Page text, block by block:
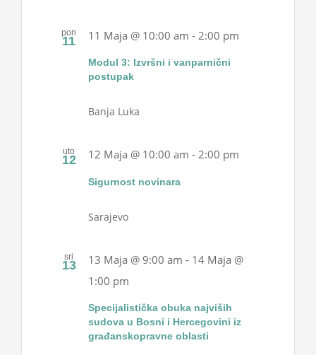
pon
11
Modul 3: Izvršni i vanparnični
postupak
11 Maja @ 10:00 am -2:00 pm
Banja Luka
uto
12
Sigurnost novinara
12 Maja @ 10:00 am -2:00 pm
Sarajevo
sri
13
Specijalistička obuka najviših
sudova u Bosni i Hercegovini iz
građanskopravne oblasti
13 Maja @ 9:00 am - 14 Maja @
1:00 pm